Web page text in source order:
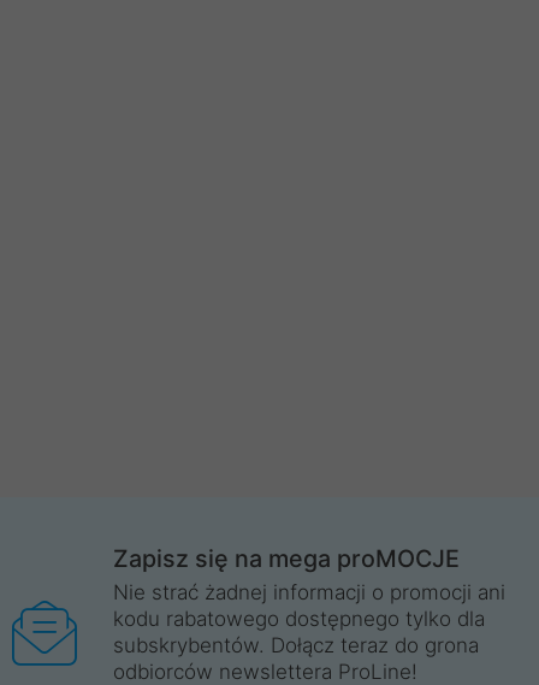
Zapisz się na mega proMOCJE
Nie strać żadnej informacji o promocji ani
kodu rabatowego dostępnego tylko dla
subskrybentów. Dołącz teraz do grona
odbiorców newslettera ProLine!